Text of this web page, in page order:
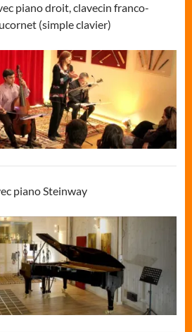
piano droit, clavecin franco-
(simple clavier)
piano Steinway